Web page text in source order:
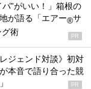
パ”がいい！」箱根の
が語る「エアー®サ
グ術 PR
ジェンド対談》初対
本音で語り合った競
PR